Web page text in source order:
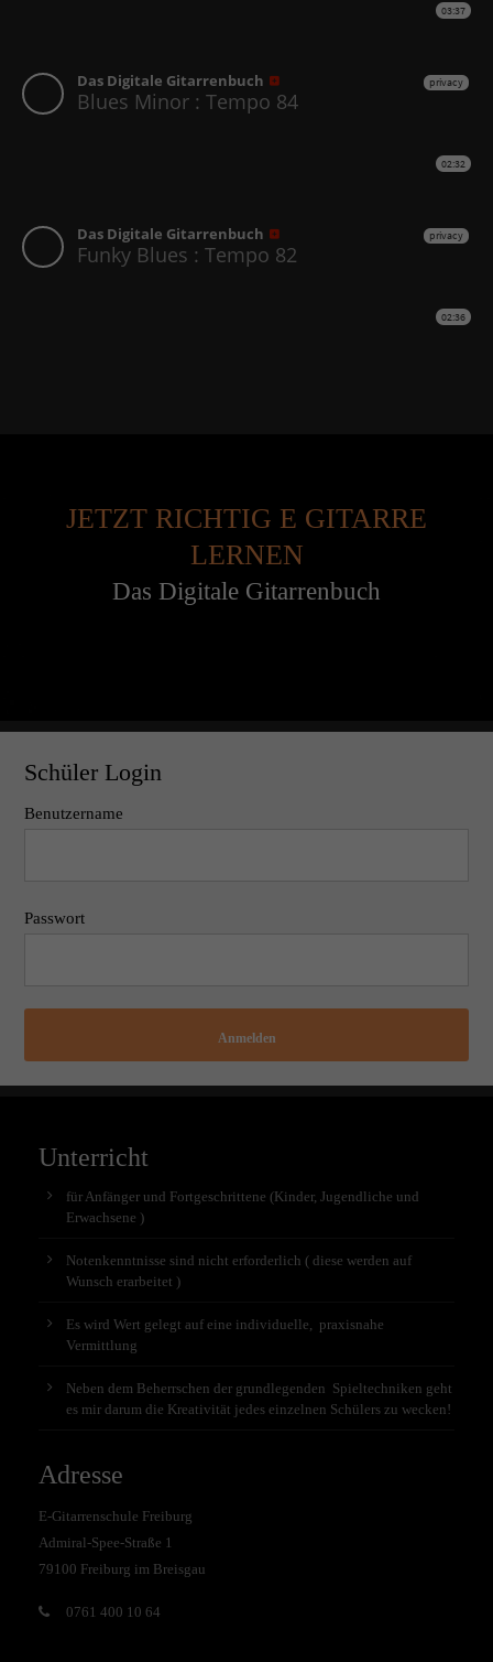
JETZT RICHTIG E GITARRE
LERNEN
Das Digitale Gitarrenbuch
Schüler Login
Benutzername
Passwort
Anmelden
Unterricht
für Anfänger und Fortgeschrittene (Kinder, Jugendliche und
Erwachsene )
Notenkenntnisse sind nicht erforderlich ( diese werden auf
Wunsch erarbeitet )
Es wird Wert gelegt auf eine individuelle, praxisnahe
Vermittlung
Neben dem Beherrschen der grundlegenden Spieltechniken geht
es mir darum die Kreativität jedes einzelnen Schülers zu wecken!
Adresse
E-Gitarrenschule Freiburg
Admiral-Spee-Straße 1
79100 Freiburg im Breisgau
0761 400 10 64